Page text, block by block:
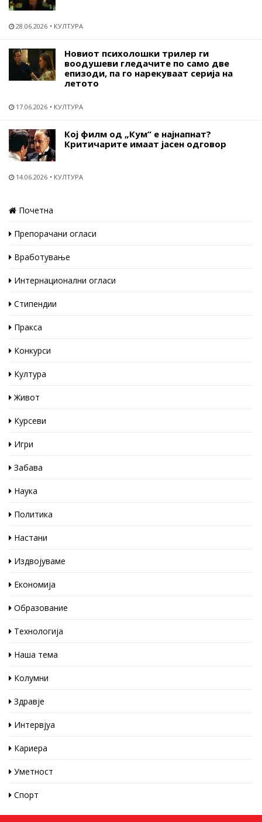
28.06.2026 КУЛТУРА
Новиот психолошки трилер ги
воодушеви гледачите по само две
епизоди, па го нарекуваат серија на
летото
17.06.2026 КУЛТУРА
Кој филм од „Кум“ е најнапнат?
Критичарите имаат јасен одговор
14.06.2026 КУЛТУРА
Почетна
Препорачани огласи
Вработување
Интернационални огласи
Стипендии
Пракса
Конкурси
Култура
Живот
Курсеви
Игри
Забава
Наука
Политика
Настани
Издвојуваме
Економија
Образование
Технологија
Наша тема
Колумни
Здравје
Интервјуа
Кариера
Уметност
Спорт